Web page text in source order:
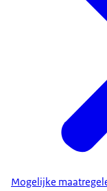
Mogelijke